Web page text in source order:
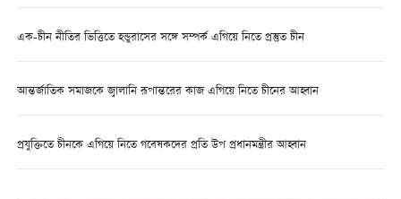
এক-চীন নীতির ভিত্তিতে হন্ডুরাসের সঙ্গে সম্পর্ক এগিয়ে নিতে প্রস্তুত চীন
আন্তর্জাতিক সমাজকে জ্বালানি রূপান্তরের কাজ এগিয়ে নিতে চীনের আহ্বান
প্রযুক্তিতে চীনকে এগিয়ে নিতে গবেষকদের প্রতি উপ প্রধানমন্ত্রীর আহ্বান